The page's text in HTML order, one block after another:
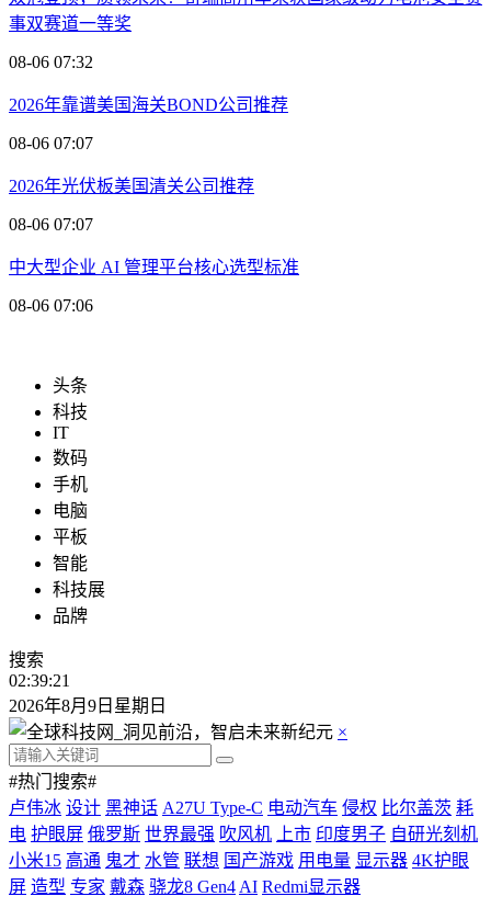
事双赛道一等奖
08-06 07:32
2026年靠谱美国海关BOND公司推荐
08-06 07:07
2026年光伏板美国清关公司推荐
08-06 07:07
中大型企业 AI 管理平台核心选型标准
08-06 07:06
头条
科技
IT
数码
手机
电脑
平板
智能
科技展
品牌
搜索
02:39:21
2026年8月9日星期日
×
#热门搜索#
卢伟冰 设计 黑神话 A27U Type-C 电动汽车 侵权 比尔盖茨 耗
电 护眼屏 俄罗斯 世界最强 吹风机 上市 印度男子 自研光刻机
小米15 高通 鬼才 水管 联想 国产游戏 用电量 显示器 4K护眼
屏 造型 专家 戴森 骁龙8 Gen4AI Redmi显示器